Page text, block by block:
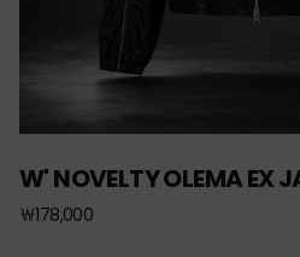
W' NOVELTY OLEMA EX
￦178,000